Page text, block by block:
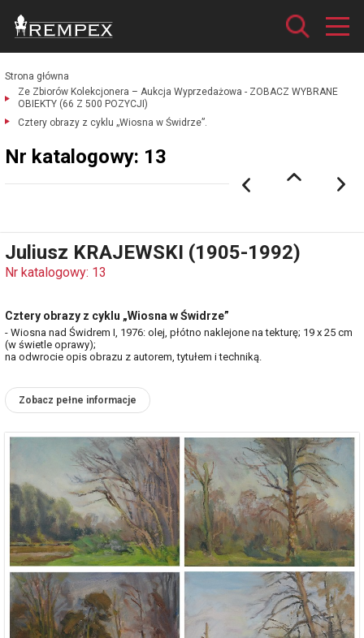
Strona główna
Ze Zbiorów Kolekcjonera – Aukcja Wyprzedażowa - ZOBACZ WYBRANE
OBIEKTY (66 Z 500 POZYCJI)
Cztery obrazy z cyklu „Wiosna w Świdrze”.
Nr katalogowy: 13
Juliusz KRAJEWSKI (1905-1992)
Nr katalogowy: 13
Cztery obrazy z cyklu „Wiosna w Świdrze”
- Wiosna nad Świdrem I, 1976: olej, płótno naklejone na tekturę; 19 x 25 cm
(w świetle oprawy);
na odwrocie opis obrazu z autorem, tytułem i techniką.
Zobacz pełne informacje